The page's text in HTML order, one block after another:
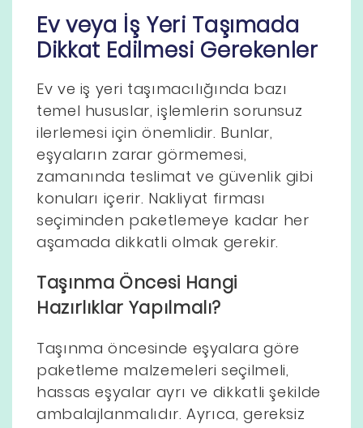
Ev veya İş Yeri Taşımada
Dikkat Edilmesi Gerekenler
Ev ve iş yeri taşımacılığında bazı
temel hususlar, işlemlerin sorunsuz
ilerlemesi için önemlidir. Bunlar,
eşyaların zarar görmemesi,
zamanında teslimat ve güvenlik gibi
konuları içerir. Nakliyat firması
seçiminden paketlemeye kadar her
aşamada dikkatli olmak gerekir.
Taşınma Öncesi Hangi
Hazırlıklar Yapılmalı?
Taşınma öncesinde eşyalara göre
paketleme malzemeleri seçilmeli,
hassas eşyalar ayrı ve dikkatli şekilde
ambalajlanmalıdır. Ayrıca, gereksiz